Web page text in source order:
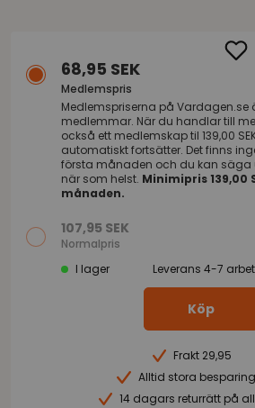
68,95 SEK
Medlemspris
Medlemspriserna på Vardagen.se
medlemmar. När du handlar till
också ett medlemskap til 139,00
automatiskt fortsätter. Det finns
första månaden och du kan säga
när som helst. Minimipris 139,00
månaden.
107,95 SEK
Normalpris
I lager
Leverans 4-7
Köp
Frakt 29,95
Alltid stora
14 dagars returrätt på